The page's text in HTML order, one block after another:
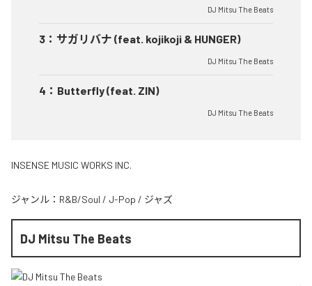
DJ Mitsu The Beats
3 ： サガリバナ (feat. kojikoji & HUNGER)
DJ Mitsu The Beats
4 ： Butterfly (feat. ZIN)
DJ Mitsu The Beats
INSENSE MUSIC WORKS INC.
ジャンル： R&B/Soul / J-Pop / ジャズ
DJ Mitsu The Beats